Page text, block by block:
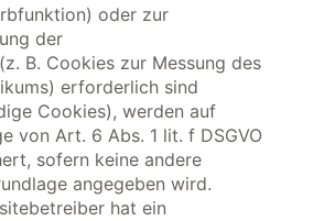
oder zur
der
B. Cookies zur Messung des
erforderlich sind
Cookies), werden auf
von Art. 6 Abs. 1 lit. f DSGVO
sofern keine andere
angegeben wird.
hat ein